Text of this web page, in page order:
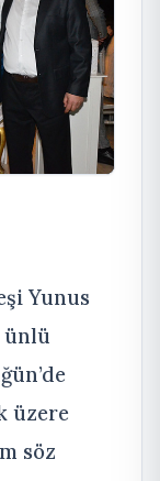
Yunus
ünlü
üzere
söz